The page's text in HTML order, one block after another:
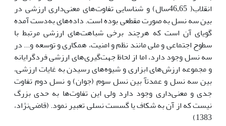
انقلاب( 65ـ46سال) و شناسایى تفاوت‌هاى معنى‌دارى ارزشى در
بین سه نسل به صورت مقطعى بوده است. داده‌هاى به‌دست آمده
گویاى آن است که هرچند برخى شباهت‌هاى ارزشى مرتبط با
سطوح اجتماعى و ملى مانند نظم و امنیت، همکارى و توسعه و... در
سه نسل وجود دارد، اما از لحاظ جهت‌گیرى‌هاى ارزشى فردگرایانه
و مجموعه ارزش‌هاى ابزارى و شیوه‌هاى رسیدن به غایات ارزشى،
بین سه نسل و عمدتآ بین نسل سوم (جوان) و نسل دوم تفاوت
جدى و معنى‌دارى وجود دارد ولى این تفاوت‌ها به حدى بزرگ
نیست که از آن به شکاف یا گسست نسلى تعبیر نمود. (قاضى‌نژاد،
1383)